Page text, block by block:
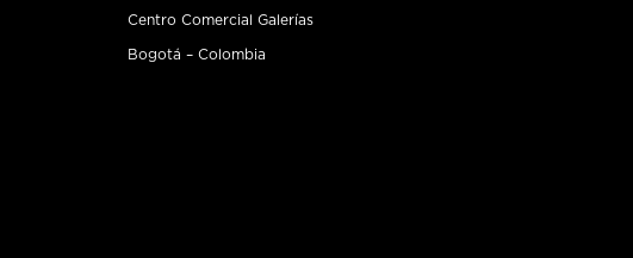
Centro Comercial Galerías
Bogotá – Colombia